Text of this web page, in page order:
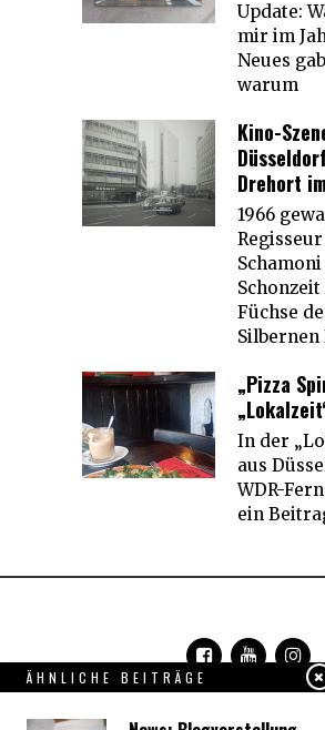
Update:
mir im
Neues
warum
Kino-
Drehort
1966
Füchse
Silbernen
„Pizza
In der
aus
WDR-
ein
ÄHNLICHE BEITRÄGE